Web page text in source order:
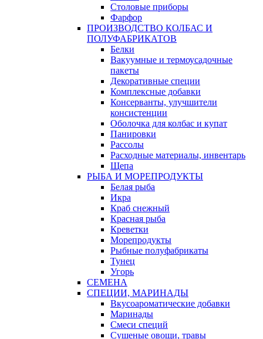
Столовые приборы
Фарфор
ПРОИЗВОДСТВО КОЛБАС И
ПОЛУФАБРИКАТОВ
Белки
Вакуумные и термоусадочные
пакеты
Декоративные специи
Комплексные добавки
Консерванты, улучшители
консистенции
Оболочка для колбас и купат
Панировки
Рассолы
Расходные материалы, инвентарь
Щепа
РЫБА И МОРЕПРОДУКТЫ
Белая рыба
Икра
Краб снежный
Красная рыба
Креветки
Морепродукты
Рыбные полуфабрикаты
Тунец
Угорь
СЕМЕНА
СПЕЦИИ, МАРИНАДЫ
Вкусоароматические добавки
Маринады
Смеси специй
Сушеные овощи, травы